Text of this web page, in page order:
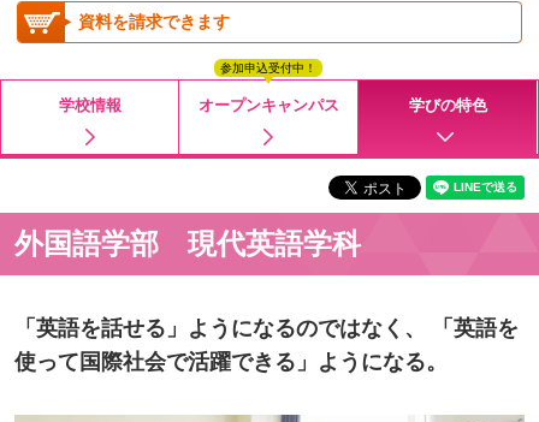
資料を請求できます
学校情報 オープンキャンパス
参加申込受付中！
学びの特色
外国語学部 現代英語学科
「英語を話せる」ようになるのではなく、 「英語を
使って国際社会で活躍できる」ようになる。